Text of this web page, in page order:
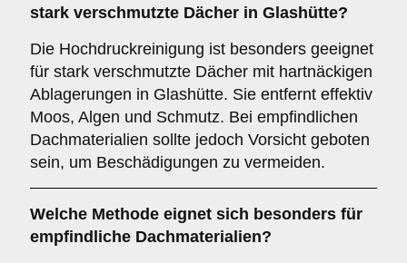
stark verschmutzte Dächer in Glashütte?
Die Hochdruckreinigung ist besonders geeignet
für stark verschmutzte Dächer mit hartnäckigen
Ablagerungen in Glashütte. Sie entfernt effektiv
Moos, Algen und Schmutz. Bei empfindlichen
Dachmaterialien sollte jedoch Vorsicht geboten
sein, um Beschädigungen zu vermeiden.
Welche Methode eignet sich besonders für
empfindliche Dachmaterialien?